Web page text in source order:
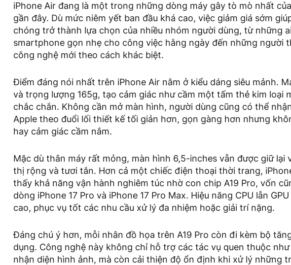
iPhone Air đang là một trong những dòng máy gây tò mò nhất
gần đây. Dù mức niêm yết ban đầu khá cao, việc giảm giá sớm
chóng trở thành lựa chọn của nhiều nhóm người dùng, từ những
smartphone gọn nhẹ cho công việc hằng ngày đến những người
công nghệ mới theo cách khác biệt.
Điểm đáng nói nhất trên iPhone Air nằm ở kiểu dáng siêu mảnh.
và trọng lượng 165g, tạo cảm giác như cầm một tấm thẻ kim loại
chắc chắn. Không cần mở màn hình, người dùng cũng có thể
Apple theo đuổi lối thiết kế tối giản hơn, gọn gàng hơn nhưng
hay cảm giác cầm nắm.
Mặc dù thân máy rất mỏng, màn hình 6,5-inches vẫn được giữ lại
thị rộng và tươi tắn. Hơn cả một chiếc điện thoại thời trang,
thấy khả năng vận hành nghiêm túc nhờ con chip A19 Pro, vốn
dòng iPhone 17 Pro và iPhone 17 Pro Max. Hiệu năng CPU lẫn
cao, phục vụ tốt các nhu cầu xử lý đa nhiệm hoặc giải trí nặng.
Đáng chú ý hơn, mỗi nhân đồ họa trên A19 Pro còn đi kèm bộ
dụng. Công nghệ này không chỉ hỗ trợ các tác vụ quen thuộc
nhận diện hình ảnh, mà còn cải thiện độ ổn định khi xử lý những